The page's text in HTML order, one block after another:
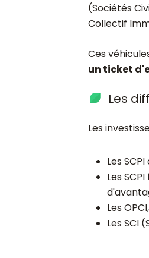
(Sociétés
Collectif
Ces
un ticket
Les
Les
Les
Les
Les
Les SCI